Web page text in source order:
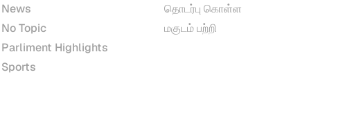
News
No Topic
Parliment Highlights
Sports
தொடர்பு கொள்ள
மகுடம் பற்றி